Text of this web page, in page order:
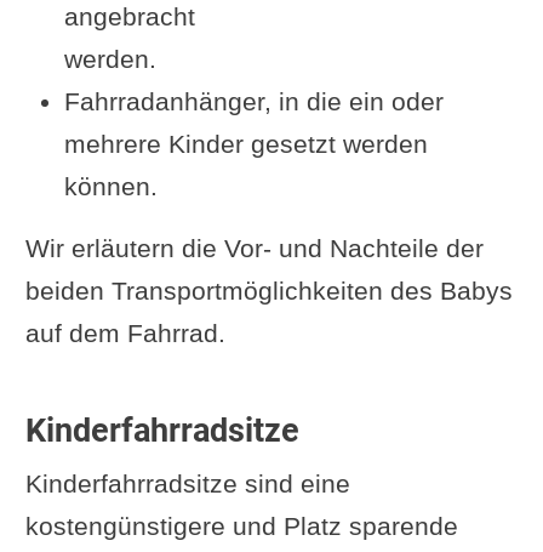
angebracht
werden.
Fahrradanhänger, in die ein oder
mehrere Kinder gesetzt werden
können.
Wir erläutern die Vor- und Nachteile der
beiden Transportmöglichkeiten des Babys
auf dem Fahrrad.
Kinderfahrradsitze
Kinderfahrradsitze sind eine
kostengünstigere und Platz sparende